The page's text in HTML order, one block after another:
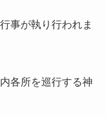
事が執り行われま
各所を巡行する神